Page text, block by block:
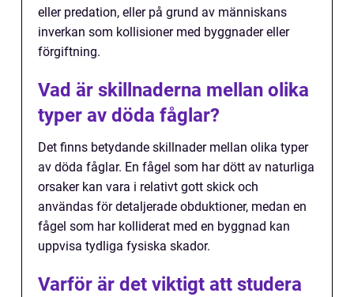
eller predation, eller på grund av människans
inverkan som kollisioner med byggnader eller
förgiftning.
Vad är skillnaderna mellan olika
typer av döda fåglar?
Det finns betydande skillnader mellan olika typer
av döda fåglar. En fågel som har dött av naturliga
orsaker kan vara i relativt gott skick och
användas för detaljerade obduktioner, medan en
fågel som har kolliderat med en byggnad kan
uppvisa tydliga fysiska skador.
Varför är det viktigt att studera